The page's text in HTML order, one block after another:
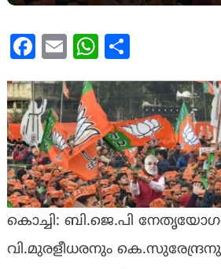
Facebook
Email WhatsApp
കൊച്ചി: ബി.ജെ.പി
വി.മുരളീധരനും